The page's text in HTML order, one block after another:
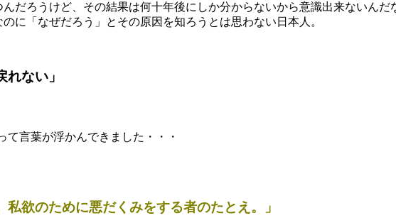
だろうけど、その結果は何十年後にしか分からないから意識出来ないんだ
に「なぜだろう」とその原因を知ろうとは思わない日本人。
ない」
て言葉が浮かんできました・・・
私欲のために悪だくみをする者のたとえ。」